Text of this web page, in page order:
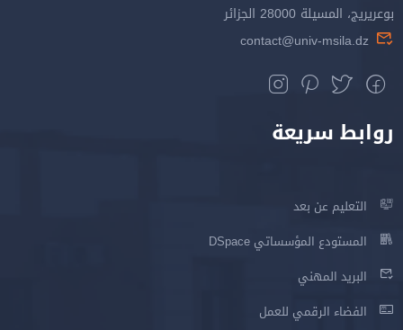
بوعريريج، المسيلة 28000 الجزائر
contact@univ-msila.dz
روابط سريعة
التعليم عن بعد
المستودع المؤسساتي DSpace
البريد المهني
الفضاء الرقمي للعمل